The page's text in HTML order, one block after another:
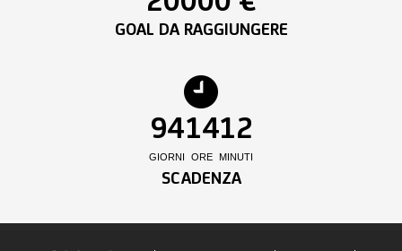
GOAL DA RAGGIUNGERE
94
GIORNI
14
ORE
12
MINUTI
SCADENZA